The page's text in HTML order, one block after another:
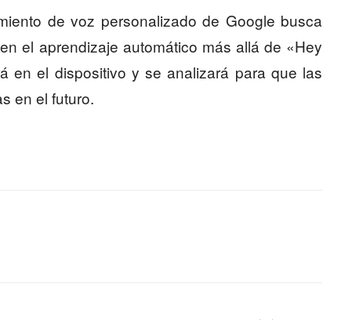
de voz personalizado de Google busca
el aprendizaje automático más allá de «Hey
en el dispositivo y se analizará para que las
en el futuro.